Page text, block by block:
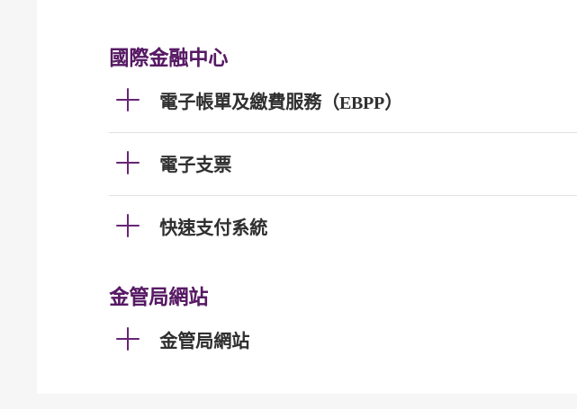
國際金融中心
電子帳單及繳費服務（EBPP）
電子支票
快速支付系統
金管局網站
金管局網站